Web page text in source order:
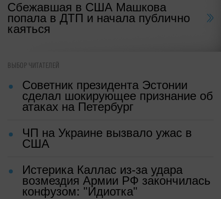
Сбежавшая в США Машкова
попала в ДТП и начала публично
каяться
ВЫБОР ЧИТАТЕЛЕЙ
Советник президента Эстонии
сделал шокирующее признание об
атаках на Петербург
ЧП на Украине вызвало ужас в
США
Истерика Каллас из-за удара
возмездия Армии РФ закончилась
конфузом: "Идиотка"